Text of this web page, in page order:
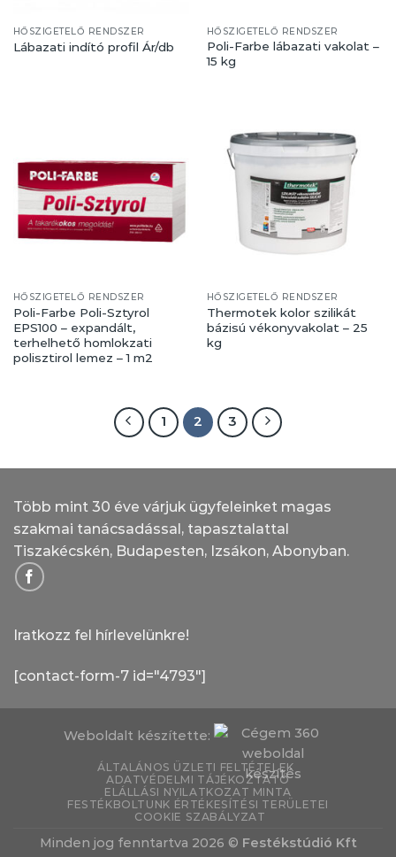
HŐSZIGETELŐ RENDSZER
Lábazati indító profil Ár/db
HŐSZIGETELŐ RENDSZER
Poli-Farbe lábazati vakolat –
15 kg
HŐSZIGETELŐ RENDSZER
Poli-Farbe Poli-Sztyrol
EPS100 – expandált,
terhelhető homlokzati
polisztirol lemez – 1 m2
HŐSZIGETELŐ RENDSZER
Thermotek kolor szilikát
bázisú vékonyvakolat – 25
kg
1 2 3
Több mint 30 éve várjuk ügyfeleinket magas
szakmai tanácsadással, tapasztalattal
Tiszakécskén, Budapesten, Izsákon, Abonyban.
Iratkozz fel hírlevelünkre!
[contact-form-7 id="4793"]
Weboldalt készítette:
ÁLTALÁNOS ÜZLETI FELTÉTELEK
ADATVÉDELMI TÁJÉKOZTATÓ
ELÁLLÁSI NYILATKOZAT MINTA
FESTÉKBOLTUNK ÉRTÉKESÍTÉSI TERÜLETEI
COOKIE SZABÁLYZAT
Minden jog fenntartva 2026 © Festékstúdió Kft